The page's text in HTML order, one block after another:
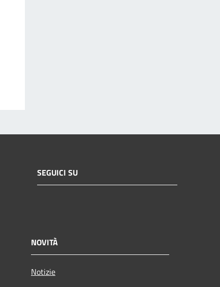
SEGUICI SU
NOVITÀ
Notizie